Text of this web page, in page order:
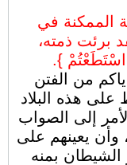
الممكنة في
برئت ذمته،
اسْتَطَعْتُمْ }.
من الفتن
هذه البلاد
إلى الصواب
وأن يعينهم على
بمنه